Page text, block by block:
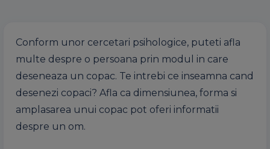
Conform unor cercetari psihologice, puteti afla
multe despre o persoana prin modul in care
deseneaza un copac. Te intrebi ce inseamna cand
desenezi copaci? Afla ca dimensiunea, forma si
amplasarea unui copac pot oferi informatii
despre un om.